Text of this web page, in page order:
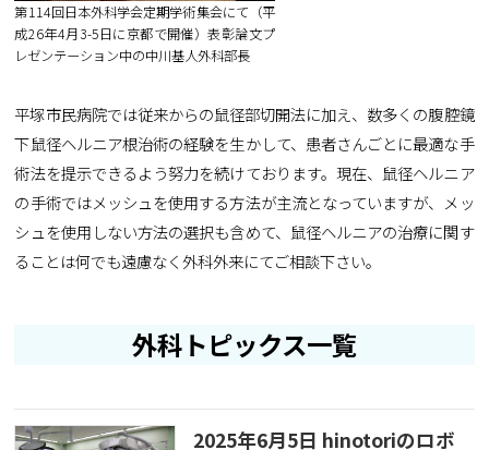
第114回日本外科学会定期学術集会にて（平
成26年4月3-5日に京都で開催）表彰論文プ
レゼンテーション中の中川基人外科部長
平塚市民病院では従来からの鼠径部切開法に加え、数多くの腹腔鏡
下鼠径ヘルニア根治術の経験を生かして、患者さんごとに最適な手
術法を提示できるよう努力を続けております。現在、鼠径ヘルニア
の手術ではメッシュを使用する方法が主流となっていますが、メッ
シュを使用しない方法の選択も含めて、鼠径ヘルニアの治療に関す
ることは何でも遠慮なく外科外来にてご相談下さい。
外科トピックス一覧
2025年6月5日 hinotoriのロボ